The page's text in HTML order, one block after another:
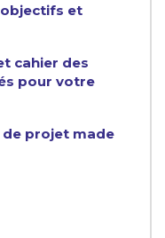
objectifs et
cahier des
pour votre
de projet made